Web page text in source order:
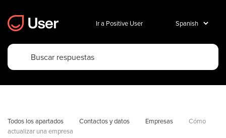
Ir a Positive User
Todos los apartados Contactos y datos Empresas
Cómo
actualizar una empresa